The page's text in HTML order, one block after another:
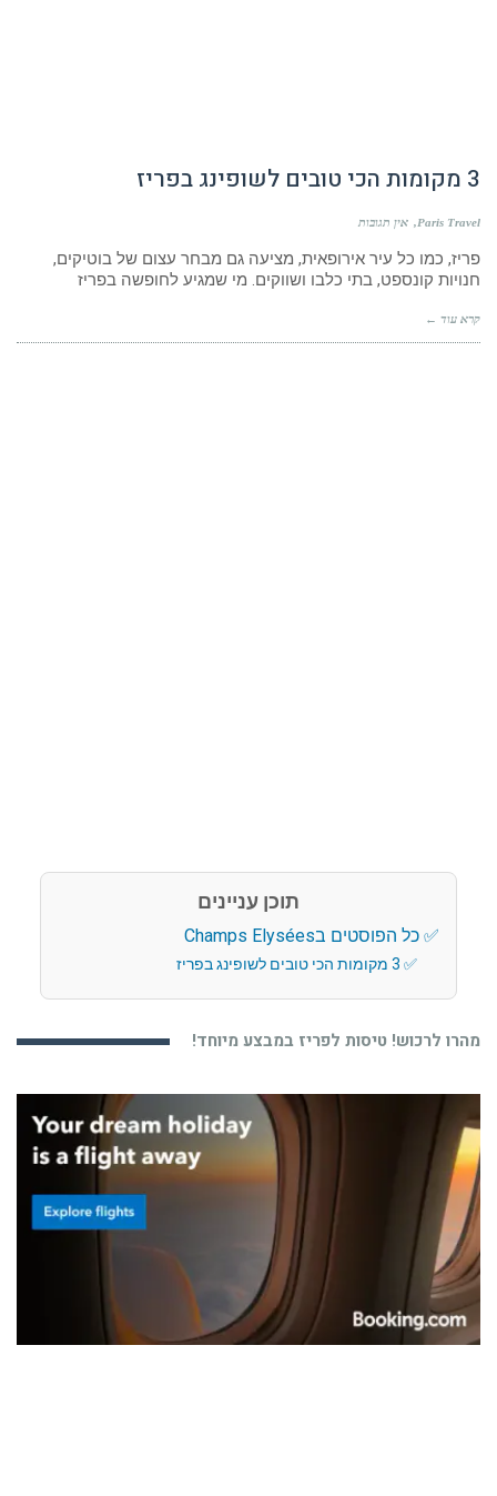
3 מקומות הכי טובים לשופינג בפריז
Paris Travel אין תגובות
פריז, כמו כל עיר אירופאית, מציעה גם מבחר עצום של בוטיקים,
חנויות קונספט, בתי כלבו ושווקים. מי שמגיע לחופשה בפריז
קרא עוד ←
תוכן עניינים
כל הפוסטים בChamps Elysées
3 מקומות הכי טובים לשופינג בפריז
מהרו לרכוש! טיסות לפריז במבצע מיוחד!